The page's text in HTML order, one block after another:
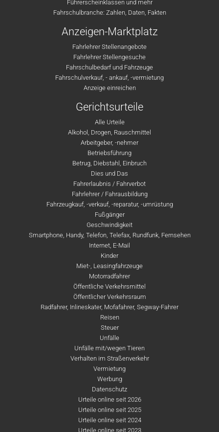
Führerscheinklassen und mehr
Fahrschulbranche: Zahlen, Daten, Fakten
Anzeigen-Marktplatz
Fahrlehrer Stellenangebote
Fahrlehrer Stellengesuche
Fahrschulbedarf und Fahrzeuge
Fahrschulverkauf, - ankauf, -vermietung
Anzeige einreichen
Gerichtsurteile
Alle Urteile
Alkohol, Drogen, Rauschmittel
Arbeitgeber, -nehmer
Betriebsführung
Betrug, Diebstahl, Einbruch
Dies und Das
Fahrerlaubnis / Fahrverbot
Fahrlehrer / Fahrausbildung
Fahrzeugkauf, -verkauf, -reparatur, -umrüstung
Fußgänger
Geschwindigkeit
Smartphone, Handy, Telefon, Telefax, Rundfunk, Fernsehen
Internet, E-Mail
Kinder
Miet-, Leasingfahrzeuge
Motorradfahrer
Öffentliche Verkehrsmittel
Öffentlicher Verkehrsraum
Radfahrer, Inlineskater, Mofafahrer, Segway-Fahrer
Reisen
Steuer
Unfälle
Unfälle mit/wegen Tieren
Verhalten im Straßenverkehr
Vermietung
Werbung
Datenschutz
Urteile online seit 2026
Urteile online seit 2025
Urteile online seit 2024
Urteile online seit 2023